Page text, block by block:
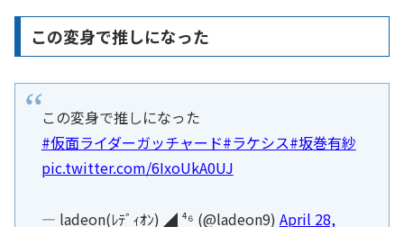
この変身で推しになった
この変身で推しになった
#仮面ライダーガッチャード#ラケシス#坂巻有紗
pic.twitter.com/6IxoUkA0UJ
— ladeon(ﾚﾃﾞｨｵﾝ) ◢ ⁴⁶ (@ladeon9) April 28,